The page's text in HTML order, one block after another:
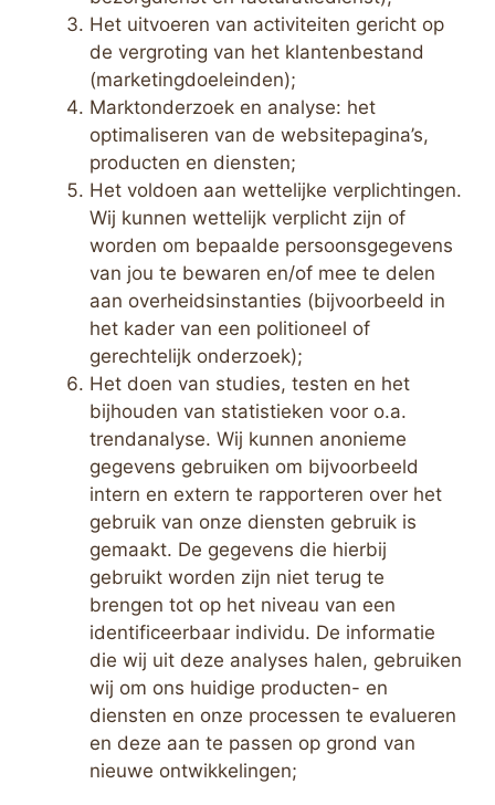
Het uitvoeren van activiteiten gericht op
de vergroting van het klantenbestand
(marketingdoeleinden);
Marktonderzoek en analyse: het
optimaliseren van de websitepagina’s,
producten en diensten;
Het voldoen aan wettelijke verplichtingen.
Wij kunnen wettelijk verplicht zijn of
worden om bepaalde persoonsgegevens
van jou te bewaren en/of mee te delen
aan overheidsinstanties (bijvoorbeeld in
het kader van een politioneel of
gerechtelijk onderzoek);
Het doen van studies, testen en het
bijhouden van statistieken voor o.a.
trendanalyse. Wij kunnen anonieme
gegevens gebruiken om bijvoorbeeld
intern en extern te rapporteren over het
gebruik van onze diensten gebruik is
gemaakt. De gegevens die hierbij
gebruikt worden zijn niet terug te
brengen tot op het niveau van een
identificeerbaar individu. De informatie
die wij uit deze analyses halen, gebruiken
wij om ons huidige producten- en
diensten en onze processen te evalueren
en deze aan te passen op grond van
nieuwe ontwikkelingen;